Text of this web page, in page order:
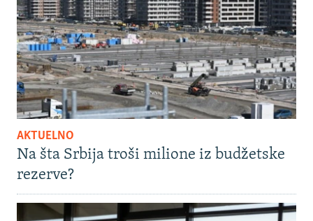
AKTUELNO
Na šta Srbija troši milione iz budžetske
rezerve?